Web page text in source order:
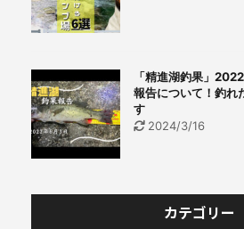
「精進湖釣果」
報告について！釣れ
す
2024/3/16
カテゴリー